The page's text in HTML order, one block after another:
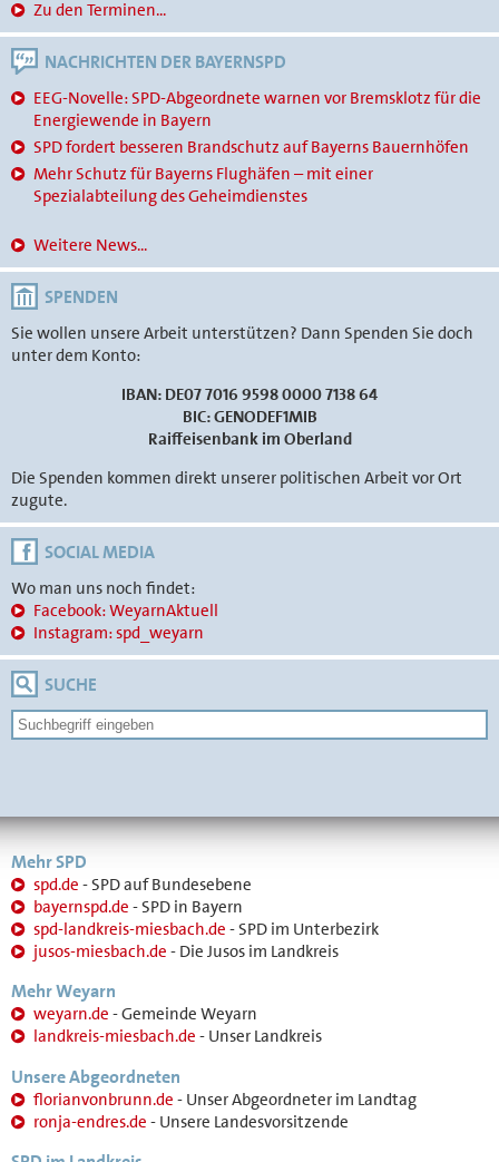
Zu den Terminen...
NACHRICHTEN DER BAYERNSPD
EEG-Novelle: SPD-Abgeordnete warnen vor Bremsklotz für die
Energiewende in Bayern
SPD fordert besseren Brandschutz auf Bayerns Bauernhöfen
Mehr Schutz für Bayerns Flughäfen – mit einer
Spezialabteilung des Geheimdienstes
Weitere News...
SPENDEN
Sie wollen unsere Arbeit unterstützen? Dann Spenden Sie doch
unter dem Konto:
IBAN: DE07 7016 9598 0000 7138 64
BIC: GENODEF1MIB
Raiffeisenbank im Oberland
Die Spenden kommen direkt unserer politischen Arbeit vor Ort
zugute.
SOCIAL MEDIA
Wo man uns noch findet:
Facebook: WeyarnAktuell
Instagram: spd_weyarn
SUCHE
Mehr SPD
spd.de - SPD auf Bundesebene
bayernspd.de - SPD in Bayern
spd-landkreis-miesbach.de - SPD im Unterbezirk
jusos-miesbach.de - Die Jusos im Landkreis
Mehr Weyarn
weyarn.de - Gemeinde Weyarn
landkreis-miesbach.de - Unser Landkreis
Unsere Abgeordneten
florianvonbrunn.de - Unser Abgeordneter im Landtag
ronja-endres.de - Unsere Landesvorsitzende